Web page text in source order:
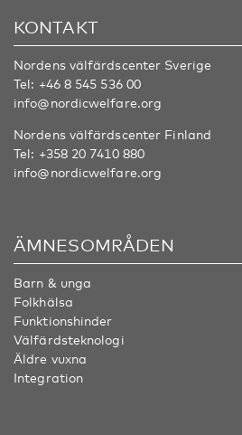
KONTAKT
Nordens välfärdscenter Sverige
Tel: +46 8 545 536 00
info@nordicwelfare.org
Nordens välfärdscenter Finland
Tel: +358 20 7410 880
info@nordicwelfare.org
ÄMNESOMRÅDEN
Barn & unga
Folkhälsa
Funktionshinder
Välfärdsteknologi
Äldre vuxna
Integration